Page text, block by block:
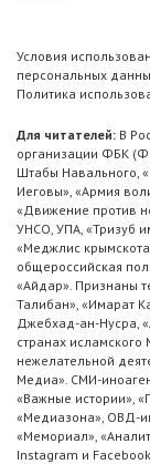
Условия
персональных
Политика
Для читателей: В
организации ФБК
Штабы Навального,
Иеговы», «Армия
«Движение против
УНСО, УПА, «Тризуб
«Меджлис
общероссийская
«Айдар». Признаны
Талибан», «Имарат
Джебхад-ан-Нусра,
странах
нежелательной
Медиа». СМИ-
«Важные истории»,
«Медиазона», ОВД-
«Мемориал»,
Instagram и